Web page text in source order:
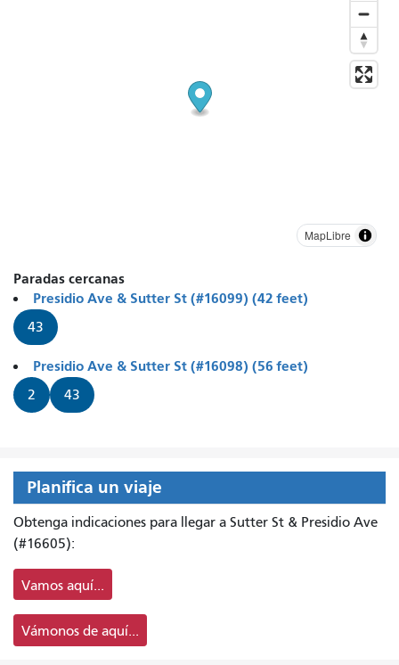
MapLibre
Paradas cercanas
Presidio Ave & Sutter St (#16099) (42 feet)
43
Presidio Ave & Sutter St (#16098) (56 feet)
2 43
Planifica un viaje
Obtenga indicaciones para llegar a Sutter St & Presidio Ave
(#16605):
Vamos aquí...
Vámonos de aquí...